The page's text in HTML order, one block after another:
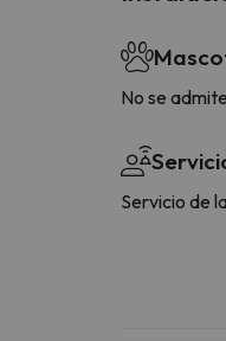
No se
Servicio de